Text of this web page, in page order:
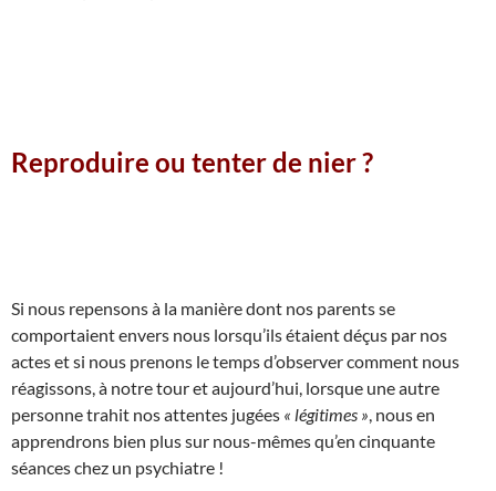
Reproduire ou tenter de nier ?
Si nous repensons à la manière dont nos parents se
comportaient envers nous lorsqu’ils étaient déçus par nos
actes et si nous prenons le temps d’observer comment nous
réagissons, à notre tour et aujourd’hui, lorsque une autre
personne trahit nos attentes jugées « légitimes » , nous en
apprendrons bien plus sur nous-mêmes qu’en cinquante
séances chez un psychiatre !